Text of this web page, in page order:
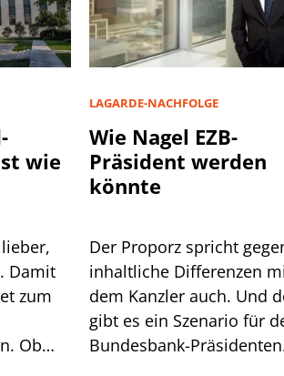
wie
Damit
Ob
LAGARDE-NACHFOLGE
Wie Nagel EZB-
Präsident werden
könnte
Der Proporz spricht
inhaltliche Differenzen
dem Kanzler auch. Und
gibt es ein Szenario für
Bundesbank-Präsidenten